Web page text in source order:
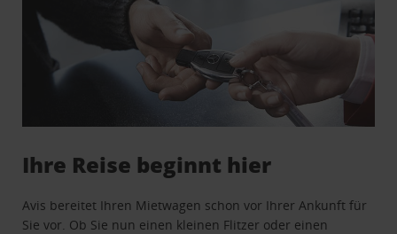
Ihre Reise beginnt hier
Avis bereitet Ihren Mietwagen schon vor Ihrer Ankunft für
Sie vor. Ob Sie nun einen kleinen Flitzer oder einen